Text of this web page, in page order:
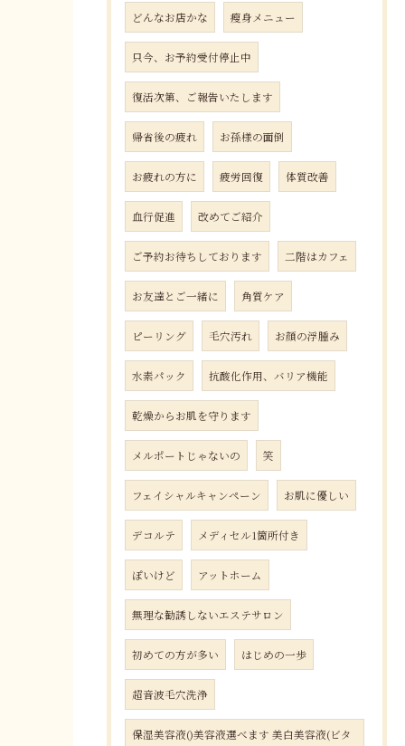
どんなお店かな 瘦身メニュー
只今、お予約受付停止中
復活次第、ご報告いたします
帰省後の疲れ お孫様の面倒
お疲れの方に 疲労回復 体質改善
血行促進 改めてご紹介
ご予約お待ちしております 二階はカフェ
お友達とご一緒に 角質ケア
ピーリング 毛穴汚れ お顔の浮腫み
水素パック 抗酸化作用、バリア機能
乾燥からお肌を守ります
メルポートじゃないの 笑
フェイシャルキャンペーン お肌に優しい
デコルテ メディセル1箇所付き
ぽいけど アットホーム
無理な勧誘しないエステサロン
初めての方が多い はじめの一歩
超音波毛穴洗浄
保湿美容液()美容液選べます 美白美容液(ビタ